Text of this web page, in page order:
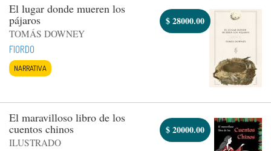
El lugar donde mueren los
pájaros
TOMÁS DOWNEY
FIORDO
NARRATIVA
$28000.00
El maravilloso libro de los
cuentos chinos
ILUSTRADO
$20000.00